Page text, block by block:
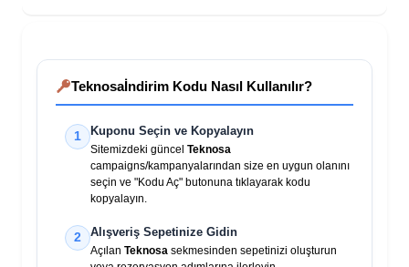
Teknosaİndirim Kodu Nasıl Kullanılır?
1 Kuponu Seçin ve Kopyalayın
Sitemizdeki güncel Teknosa
campaigns/kampanyalarından size en uygun olanını
seçin ve "Kodu Aç" butonuna tıklayarak kodu
kopyalayın.
2 Alışveriş Sepetinize Gidin
Açılan Teknosa sekmesinden sepetinizi oluşturun